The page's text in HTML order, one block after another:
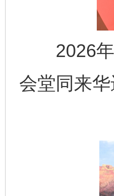
2026年5
会堂同来